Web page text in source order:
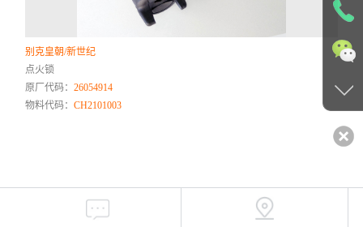
别克皇朝/新世纪
点火锁
原厂代码：26054914
物料代码：CH2101003